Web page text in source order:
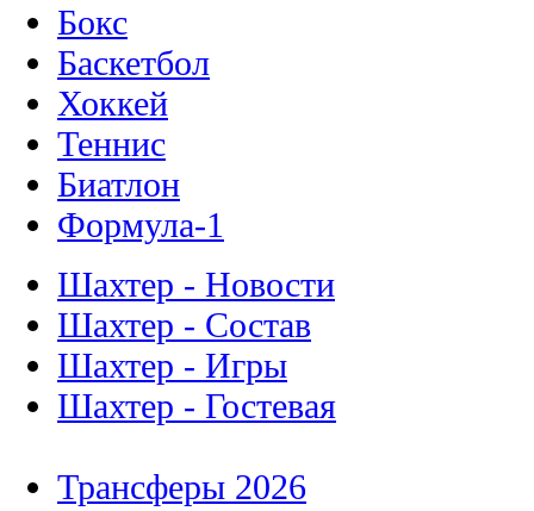
Бокс
Баскетбол
Хоккей
Теннис
Биатлон
Формула-1
Шахтер - Новости
Шахтер - Состав
Шахтер - Игры
Шахтер - Гостевая
Трансферы 2026